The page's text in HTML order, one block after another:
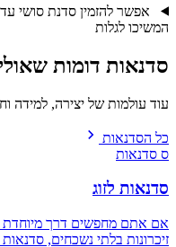
אפשר להזמין סדנת סושי
המשיכו לגלות
סדנאות דומות
עוד עולמות של יצירה,
כל הסדנאות
ס סדנאות
סדנאות לזוג
אם אתם מחפשים דרך מיוחדת
זיכרונות בלתי נשכחים,